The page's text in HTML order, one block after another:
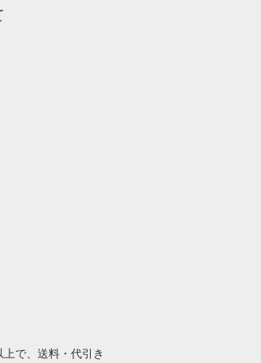
で、送料・代引き